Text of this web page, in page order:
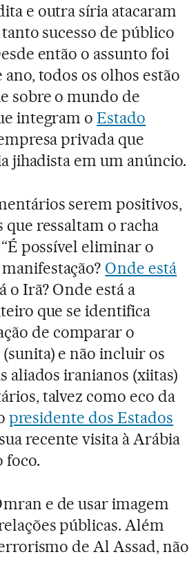
e outra síria atacaram
sucesso de público
então o assunto foi
todos os olhos estão
sobre o mundo de
integram oEstado
privada que
jihadista em um anúncio.
serem positivos,
ressaltam o racha
possível eliminar o
Onde está
o Irã? Onde está a
que se identifica
de comparar o
e não incluir os
aliados iranianos (xiitas)
talvez como eco da
presidente dos Estados
recente visita à Arábia
foco.
e de usar imagem
públicas. Além
de Al Assad, não